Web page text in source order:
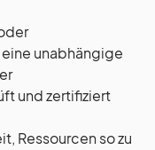
unabhängige
und zertifiziert
Ressourcen so zu